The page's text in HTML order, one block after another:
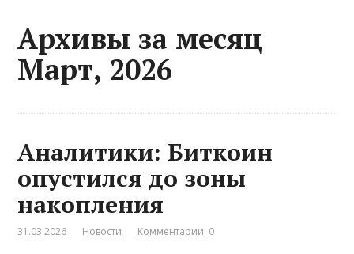
Архивы за месяц
Март, 2026
Аналитики: Биткоин
опустился до зоны
накопления
31.03.2026 Новости Комментарии: 0